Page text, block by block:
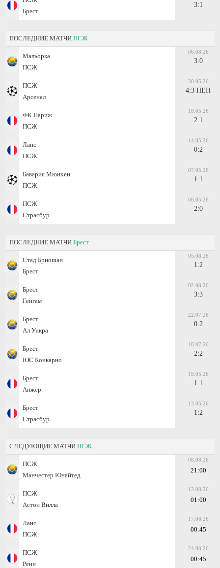
Брест
3:1
ПОСЛЕДНИЕ МАТЧИ ПСЖ
Мальорка
ПСЖ
06.08.26
3:0
ПСЖ
Арсенал
30.05.26
4:3 ПЕН
ФК Париж
ПСЖ
18.05.26
2:1
Ланс
ПСЖ
14.05.26
0:2
Бавария Мюнхен
ПСЖ
07.05.26
1:1
ПСЖ
Страсбур
06.05.26
2:0
ПОСЛЕДНИЕ МАТЧИ Брест
Стад Бриошан
Брест
05.08.26
1:2
Брест
Генгам
02.08.26
3:3
Брест
Ал Уакра
22.07.26
0:2
Брест
ЮС Конкарно
18.07.26
2:2
Брест
Анжер
18.05.26
1:1
Брест
Страсбур
13.05.26
1:2
СЛЕДУЮЩИЕ МАТЧИ ПСЖ
ПСЖ
Манчестер Юнайтед
08.08.26
21:00
ПСЖ
Астон Вилла
13.08.26
01:00
Ланс
ПСЖ
17.08.26
00:45
ПСЖ
Ренн
24.08.26
00:45